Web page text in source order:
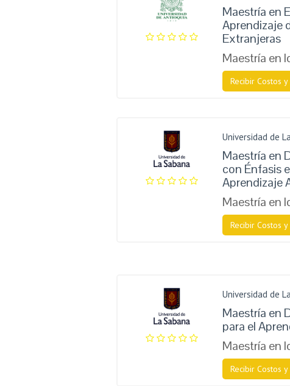
Maestría en
Aprendizaje
Extranjeras
Maestría en
Recibir Costos
Universidad de
Maestría en
con Énfasis
Aprendizaje
Maestría en
Recibir Costos
Universidad de
Maestría en
para el
Maestría en
Recibir Costos